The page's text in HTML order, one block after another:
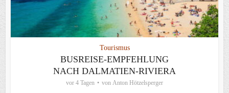
Tourismus
BUSREISE-EMPFEHLUNG
NACH DALMATIEN-RIVIERA
vor 4 Tagen von Anton Hötzelsperger